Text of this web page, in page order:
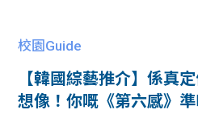
校園Guide
【韓國綜藝推介】係真
想像！你嘅《第六感》準